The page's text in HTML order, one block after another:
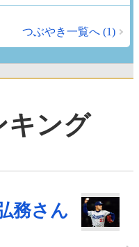
つぶやき一覧へ (1)
キング
務さん